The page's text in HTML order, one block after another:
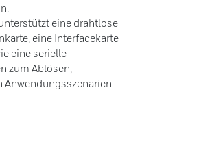
eine drahtlose
eine Interfacekarte
eine serielle
zum Ablösen,
Anwendungsszenarien